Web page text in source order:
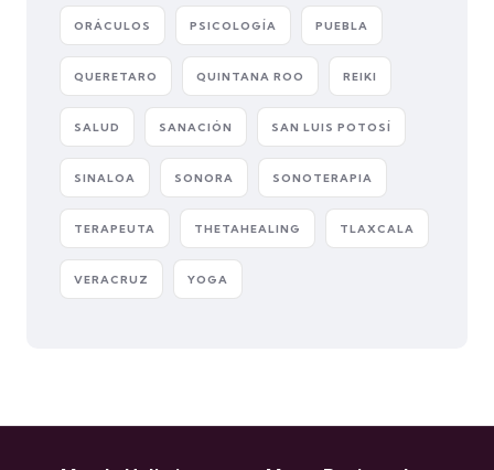
ORÁCULOS PSICOLOGÍA PUEBLA
QUERETARO QUINTANA ROO REIKI
SALUD SANACIÓN SAN LUIS POTOSÍ
SINALOA SONORA SONOTERAPIA
TERAPEUTA THETAHEALING TLAXCALA
VERACRUZ YOGA